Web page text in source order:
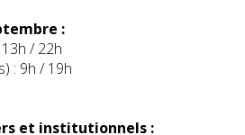
:
/ 22h
: 9h / 19h
et institutionnels :